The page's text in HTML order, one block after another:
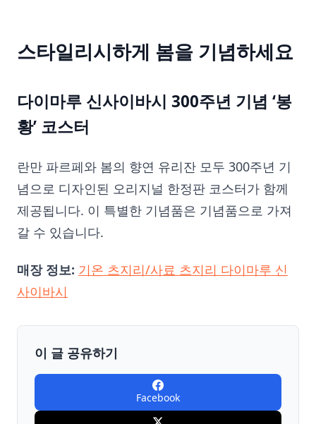
스타일리시하게 봄을 기념하세요
다이마루 신사이바시 300주년 기념 ‘봉
황’ 코스터
란만 파르페와 봄의 향연 유리잔 모두 300주년 기
념으로 디자인된 오리지널 한정판 코스터가 함께
제공됩니다. 이 특별한 기념품은 기념품으로 가져
갈 수 있습니다.
매장 정보: 기온 츠지리/사료 츠지리 다이마루 신
사이바시
이 글 공유하기
Facebook